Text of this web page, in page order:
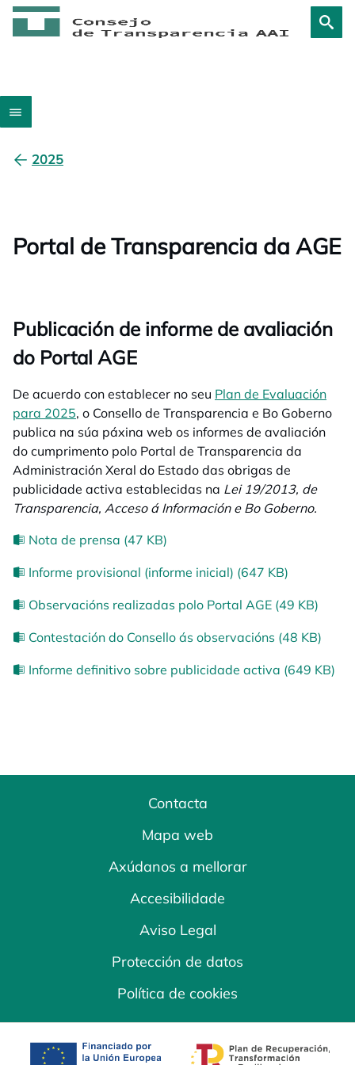
2025
Portal de Transparencia da AGE
Publicación de informe de avaliación
do Portal AGE
De acuerdo con establecer no seu Plan de Evaluación
para 2025opens in a new tab
, o Consello de Transparencia e Bo Goberno
publica na súa páxina web os informes de avaliación
do cumprimento polo Portal de Transparencia da
Administración Xeral do Estado das obrigas de
publicidade activa establecidas na Lei 19/2013, de
Transparencia, Acceso á Información e Bo Goberno.
Nota de prensa (47 KB)
Informe provisional (informe inicial) (647 KB)
Observacións realizadas polo Portal AGE (49 KB)
Contestación do Consello ás observacións (48 KB)
Informe definitivo sobre publicidade activa (649 KB)
Contacta
Mapa web
Axúdanos a mellorar
Accesibilidade
Aviso Legal
Protección de datos
Política de cookies
opens in a new tab opens in a new